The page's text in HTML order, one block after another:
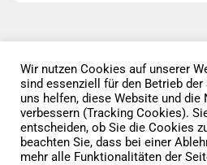
Datenschutz AGB
Vertrag
Wir nutzen Cookies auf unserer
sind essenziell für den Betrieb der
uns helfen, diese Website und die
verbessern (Tracking Cookies).
entscheiden, ob Sie die Cookies
beachten Sie, dass bei einer
mehr alle Funktionalitäten der